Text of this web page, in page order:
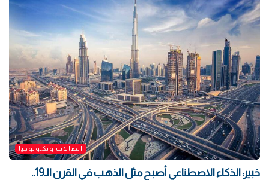
اتصالات وتكنولوجيا
خبير: الذكاء الاصطناعي أصبح مثل الذهب في القرن الـ19..